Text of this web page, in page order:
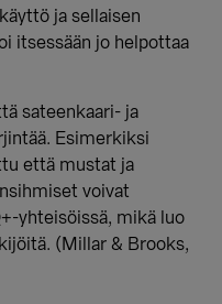
ja sellaisen
itsessään jo helpottaa
sateenkaari- ja
Esimerkiksi
että mustat ja
voivat
yhteisöissä, mikä luo
(Millar & Brooks,